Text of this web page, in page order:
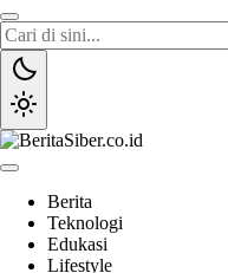
Lewati
ke
konten
Berita
Teknologi
Edukasi
Lifestyle